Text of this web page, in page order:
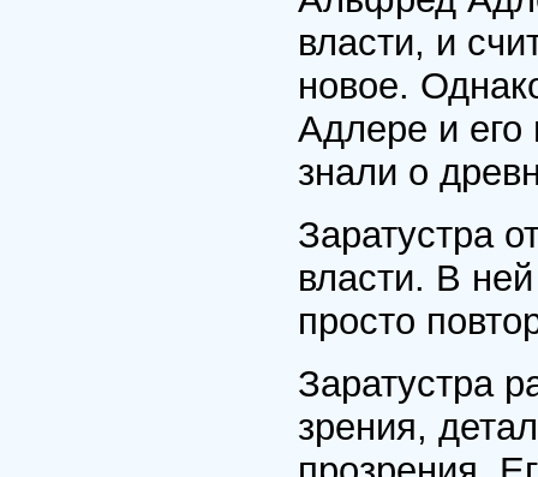
власти, и
новое.
Адлере и его
знали о
Заратустра
власти. В
просто
Заратустра
зрения,